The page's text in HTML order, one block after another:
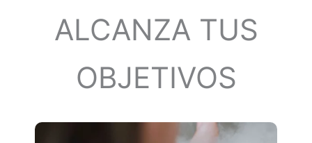
ALCANZA TUS
OBJETIVOS